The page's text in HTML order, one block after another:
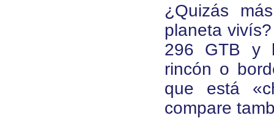
¿Quizás
planeta
296 GTB y
rincón o
que está
compare